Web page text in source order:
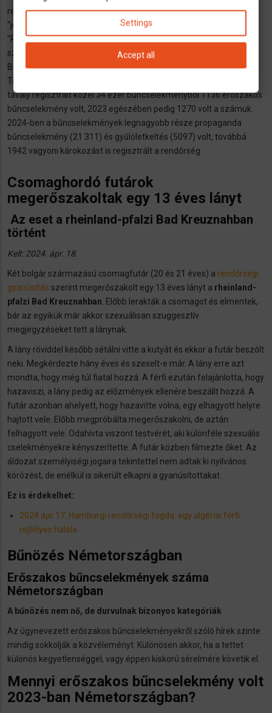
rendőrség országszerte 33 963 bűncselekményt regisztrált a
"jobboldali politikai indíttatású bűnözés" kategóriában. Ezt a
"RedaktionsNetzwerk Deutschland" (RND) közölte, amely a
szövetségi belügyminisztériumnak a Linke képviselőcsortjának a
Bundestag előtt elhangzott kérdésére adott válaszra hivatkozik.
Tavalyelőtthöz képest a szám legalább 17,3 százalékkal nőtt. A
tavaly regisztrált közel 34 ezer bűncselekményből 1136 erőszakos
bűncselekmény volt, 2023 egészében pedig 1270 volt a számuk.
2024-ben a bűncselekmények legnagyobb része propaganda
bűncselekmény (21 311) és gyűlöletkeltés (5097) volt, továbbá
1942 vagyoni károkozást is regisztrált a rendőrség.
Csomaghordó futárok
megerőszakoltak egy 13 éves lányt
Az eset a rheinland-pfalzi Bad Kreuznahban
történt
Kelt: 2024. ápr. 18.
Két bolgár származású csomagfutár (20 és 21 éves) a rendőrségi
gyanúsítás szerint megerőszakolt egy 13 éves lányt a rheinland-
pfalzi Bad Kreuznahban . Előbb lerakták a csomagot és elmentek,
bár az egyikük már akkor szexuálisan szuggesztív
megjegyzéseket tett a lánynak.
A lány röviddel később sétálni vitte a kutyát és ekkor a futár beszólt
neki. Megkérdezte hány éves és szexelt-e már. A lány erre azt
mondta, hogy még túl fiatal hozzá. A férfi ezután felajánlotta, hogy
hazaviszi, a lány pedig az előzmények ellenére beszállt hozzá. A
futár azonban ahelyett, hogy hazavitte volna, egy elhagyott helyre
hajtott vele. Előbb megpróbálta megerőszakolni, de aztán
felhagyott vele. Odahívta viszont testvérét, aki különféle szexuális
cselekményekre kényszerítette. A futár közben filmezte őket. Az
áldozat személyiségi jogaira tekintettel nem adtak ki nyilvános
körözést, de enélkül is sikerült elkapni a gyanúsítottakat.
Ez is érdekelhet:
2024 ápr 17: Hamburgi rendőrségi fogda: egy algériai férfi
rejtélyes halála
Bűnözés Németországban
Erőszakos bűncselekmények száma
Németországban
A bűnözés nem nő, de durvulnak bizonyos kategóriák
Az úgynevezett erőszakos bűncselekményekről szóló hírek szinte
mindig sokkolják a közvéleményt. Különösen akkor, ha a tettet
különös kegyetlenséggel, vagy éppen kiskorú sérelmére követik el.
Mennyi erőszakos bűncselekmény volt
2023-ban Németországban?
Settings
Accept all